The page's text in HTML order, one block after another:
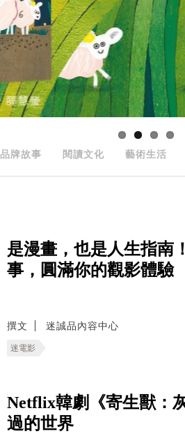
品牌故事 閱讀文化 藝術生活
是漫畫，也是人生指南
事，圓滿你的觀影體驗
撰文 迷誠品內容中心
迷電影
Netflix韓劇《寄生獸：
過的世界